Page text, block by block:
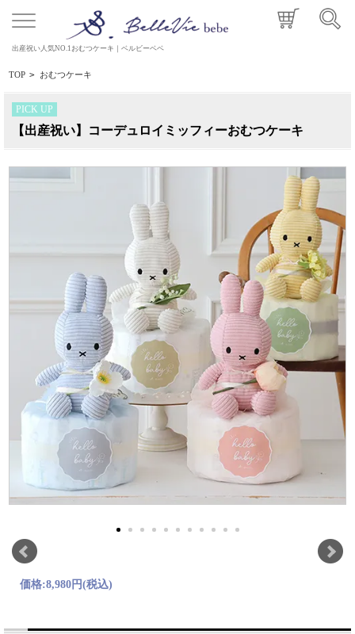
出産祝い人気NO.1おむつケーキ｜ベルビーベベ
TOP > おむつケーキ
PICK UP
【出産祝い】コーデュロイミッフィーおむつケーキ
価格:8,980円(税込)